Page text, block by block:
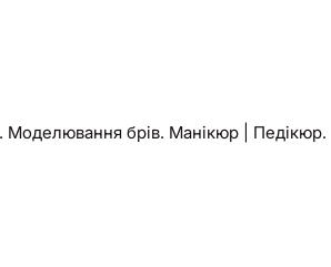
Моделювання брів. Манікюр | Педікюр.